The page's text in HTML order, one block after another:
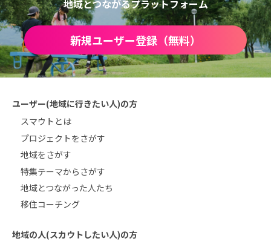
地域とつながるプラットフォーム
新規ユーザー登録（無料）
ユーザー(地域に行きたい人)の方
スマウトとは
プロジェクトをさがす
地域をさがす
特集テーマからさがす
地域とつながった人たち
移住コーチング
地域の人(スカウトしたい人)の方